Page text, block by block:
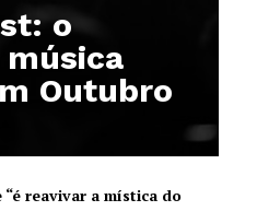
o
Outubro
reavivar a mística do